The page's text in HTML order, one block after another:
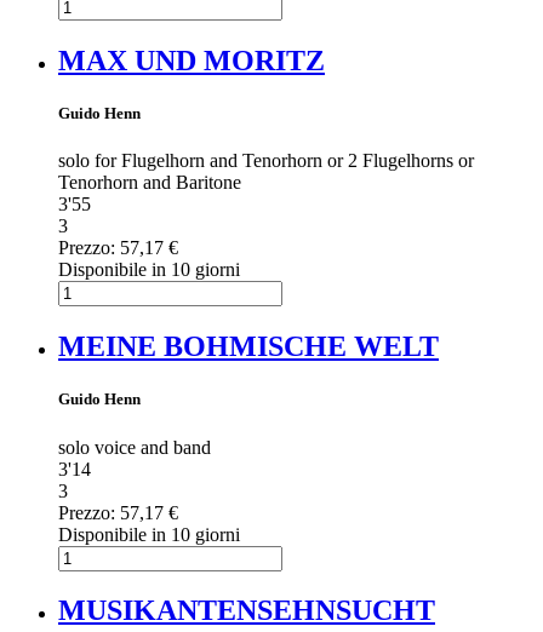
MAX UND MORITZ
Guido Henn
solo for Flugelhorn and Tenorhorn or 2 Flugelhorns or
Tenorhorn and Baritone
3'55
3
Prezzo: 57,17 €
Disponibile in 10 giorni
MEINE BOHMISCHE WELT
Guido Henn
solo voice and band
3'14
3
Prezzo: 57,17 €
Disponibile in 10 giorni
MUSIKANTENSEHNSUCHT